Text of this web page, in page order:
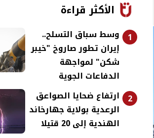
الأكثر قراءة
1
وسط سباق التسلح..
إيران تطور صاروخ "خيبر
شكن" لمواجهة
الدفاعات الجوية
2
ارتفاع ضحايا الصواعق
الرعدية بولاية جهارخاند
الهندية إلى 20 قتيلا